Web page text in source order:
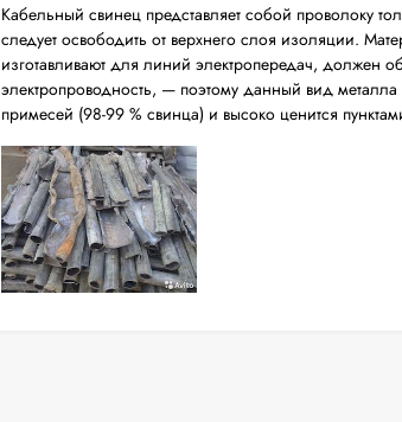
Кабельный свинец представляет собой проволоку
следует освободить от верхнего слоя изоляции.
изготавливают для линий электропередач, должен
электропроводность, — поэтому данный вид металла
примесей (98-99 % свинца) и высоко ценится